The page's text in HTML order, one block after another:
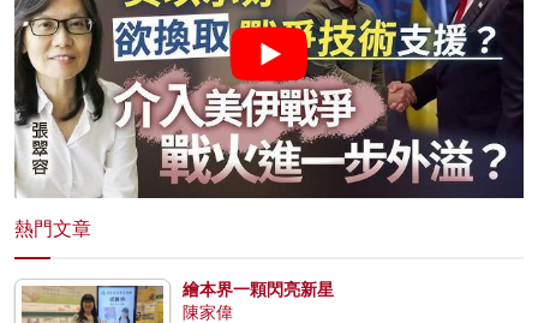
熱門文章
繪本界一顆閃亮新星
陳家偉